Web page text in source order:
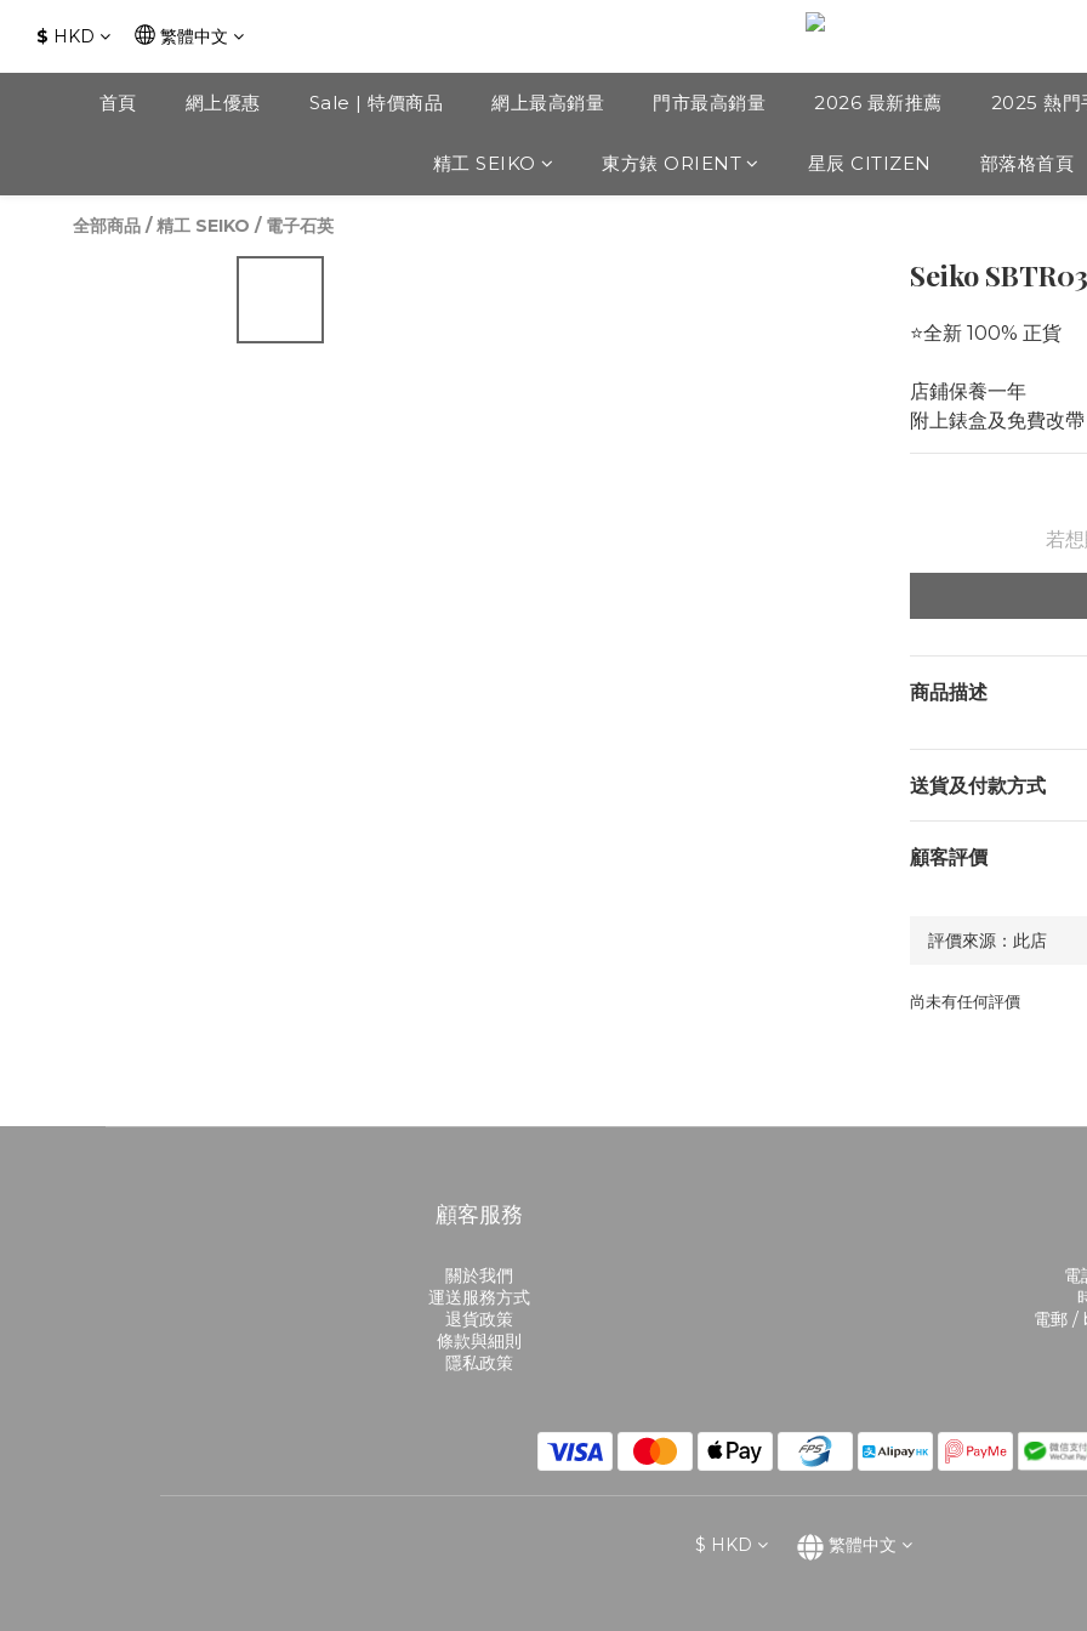
$ HKD 繁體中文
首頁 網上優惠 Sale | 特價商品 網上最高銷量 門市最高銷量 2026 最新推薦 2025 熱門
精工 SEIKO 東方錶 ORIENT 星辰 CITIZEN 部落格首頁
全部商品 /精工 SEIKO / 電子石英
Seiko
⭐️全新 100% 正貨
店鋪保養一年
附上錶盒及免費改帶
若
商品描述
送貨及付款方式
顧客評價
尚未有任何評價
顧客服務
關於我們
運送服務方式
退貨政策
條款與細則
隱私政策
電
電郵
$ HKD 繁體中文